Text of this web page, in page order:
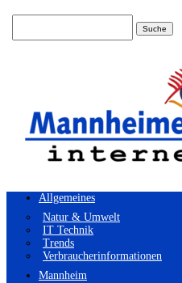
Allgemeines
Natur & Umwelt
IT Technik
Trends
Verbraucherinformationen
Mannheim